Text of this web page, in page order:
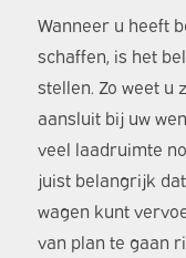
Wanneer u heeft
schaffen, is het
stellen. Zo weet u
aansluit bij uw
veel laadruimte
juist belangrijk
wagen kunt
van plan te gaan